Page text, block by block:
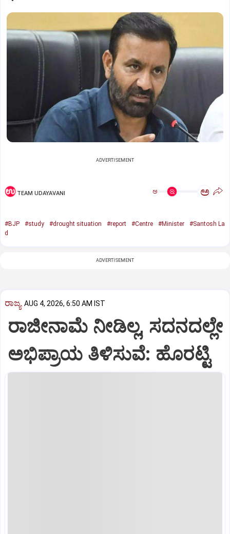
ADVERTISEMENT
TEAM UDAYAVANI ಅ ಅ
#BJP #study #drought situation #report #Centre #Minister
#Santosh La
d
ADVERTISEMENT
ರಾಜ್ಯ AUG 4, 2026, 6:50 AM IST
ರಾಜೀನಾಮೆ ನೀಡಿಲ್ಲ, ಸದನದಲ್ಲೇ
ಅಭಿಪ್ರಾಯ ತಿಳಿಸುವೆ: ಹೊರಟ್ಟಿ